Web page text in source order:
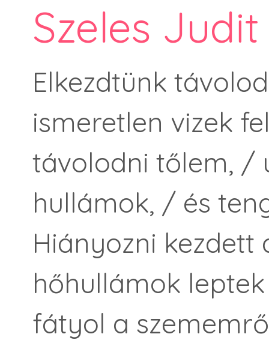
Szeles
Elkezdtünk
ismeretlen vizek
távolodni tőlem, /
hullámok, / és
Hiányozni kezdett
hőhullámok
fátyol a